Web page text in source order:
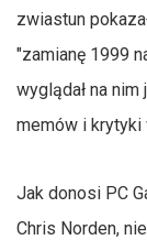
zwiastun
"zamianę 1999
wyglądał na nim
memów i krytyki
Jak donosi PC
Chris Norden,